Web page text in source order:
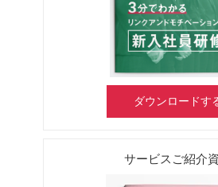
ダウンロードす
サービスご紹介